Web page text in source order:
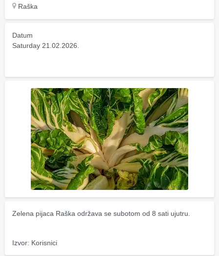
Raška
Datum
Saturday 21.02.2026.
Zelena pijaca Raška održava se subotom od 8 sati ujutru.
Izvor: Korisnici